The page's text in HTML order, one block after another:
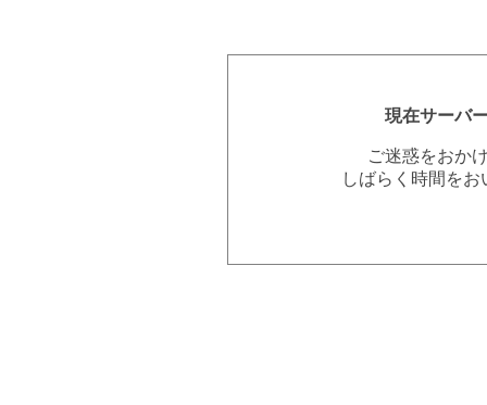
現在サーバ
ご迷惑をおか
しばらく時間を